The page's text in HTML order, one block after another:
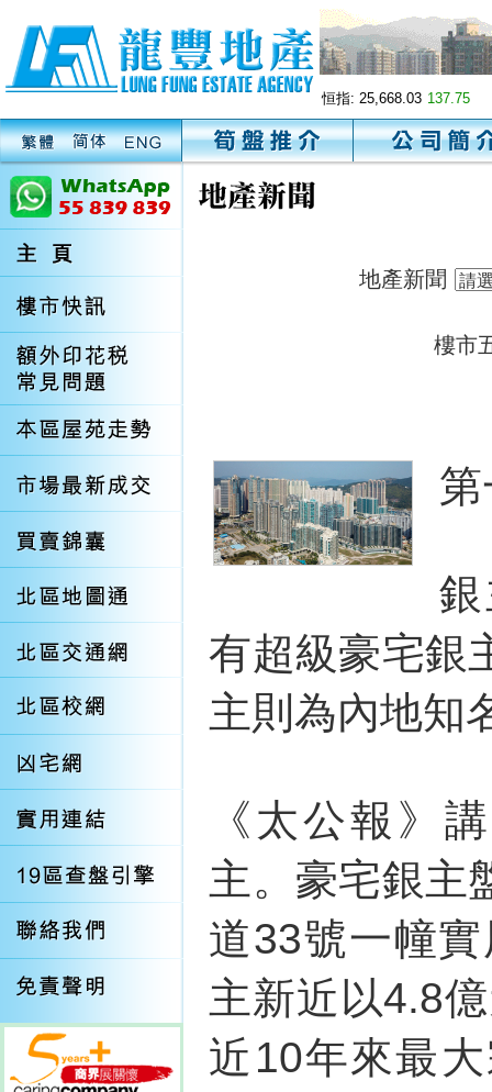
恒指: 25,668.03 137.75
地產新聞
樓市
有超級豪宅銀
主則為內地知
《太公報》
主。豪宅銀主
道33號一幢
主新近以4.8
近10年來最